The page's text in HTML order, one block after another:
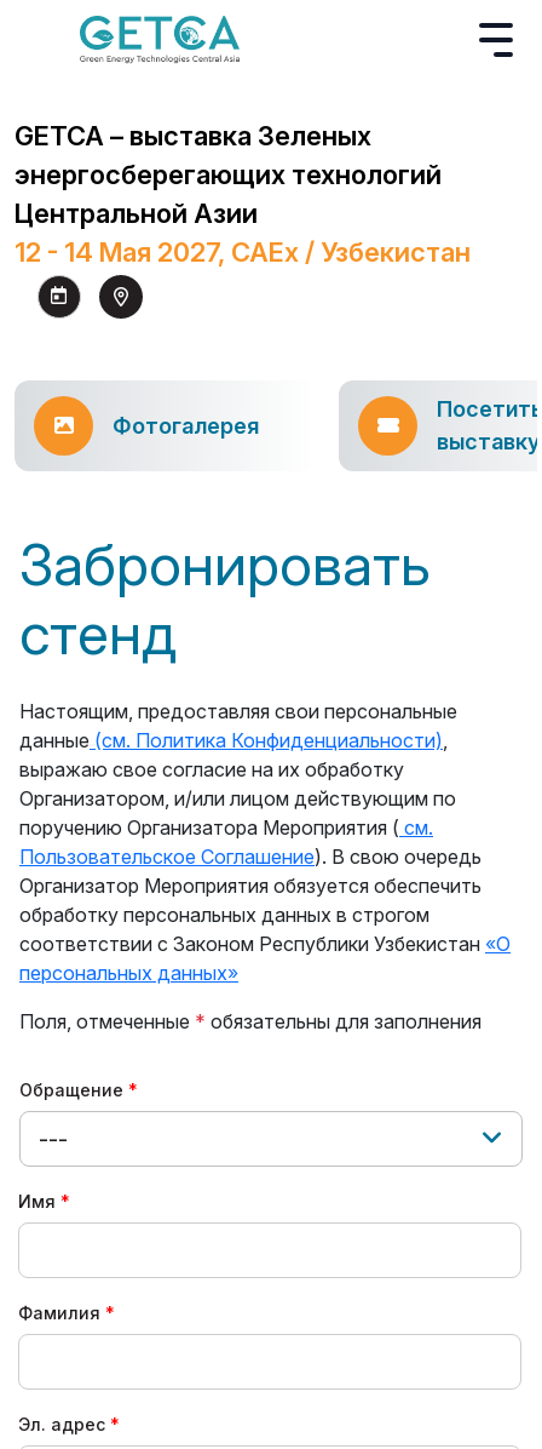
GETCA – выставка Зеленых
энергосберегающих технологий
Центральной Азии
12 - 14 Мая 2027, CAEx / Узбекистан
Фотогалерея
Посетить
выставку
Забронировать
стенд
Настоящим, предоставляя свои персональные
данные (см. Политика Конфиденциальности)
выражаю свое согласие на их обработку
Организатором, и/или лицом действующим по
поручению Организатора Мероприятия ( см.
Пользовательское Соглашение). В свою очередь
Организатор Мероприятия обязуется обеспечить
обработку персональных данных в строгом
соответствии с Законом Республики Узбекистан «О
персональных данных»
Поля, отмеченные * обязательны для заполнения
Обращение
---
Имя
Фамилия
Эл. адрес